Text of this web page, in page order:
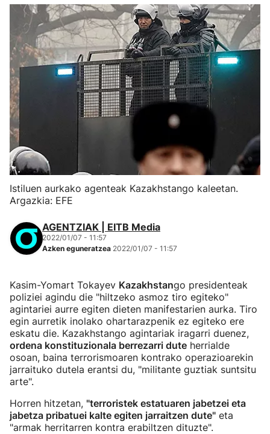
Istiluen aurkako agenteak Kazakhstango kaleetan.
Argazkia: EFE
AGENTZIAK | EITB Media
2022/01/07 - 11:57
Azken eguneratzea 2022/01/07 - 11:57
Kasim-Yomart Tokayev Kazakhstango presidenteak
poliziei agindu die "hiltzeko asmoz tiro egiteko"
agintariei aurre egiten dieten manifestarien aurka. Tiro
egin aurretik inolako ohartarazpenik ez egiteko ere
eskatu die. Kazakhstango agintariak iragarri duenez,
ordena konstituzionala berrezarri dute herrialde
osoan, baina terrorismoaren kontrako operazioarekin
jarraituko dutela erantsi du, "militante guztiak suntsitu
arte".
Horren hitzetan, "terroristek estatuaren jabetzei eta
jabetza pribatuei kalte egiten jarraitzen dute" eta
"armak herritarren kontra erabiltzen dituzte".